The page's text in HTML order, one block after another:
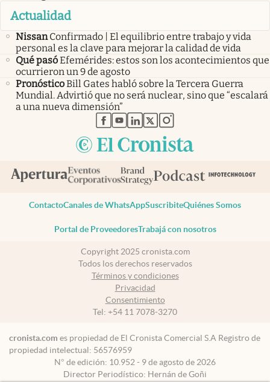
Actualidad
Nissan Confirmado | El equilibrio entre trabajo y vida
personal es la clave para mejorar la calidad de vida
Qué pasóEfemérides: estos son los acontecimientos que
ocurrieron un 9 de agosto
PronósticoBill Gates habló sobre la Tercera Guerra
Mundial. Advirtió que no será nuclear, sino que “escalará
a una nueva dimensión”
abre en nueva pestaña
abre en nueva pestaña
abre en nueva pestaña
abre en nueva pestaña
abre en nueva pestaña
ContactoCanales de WhatsAppSuscribiteQuiénes Somos
Portal de ProveedoresTrabajá con nosotros
Copyright 2025 cronista.com
Todos los derechos reservados
Términos y condiciones
Privacidad
Consentimiento
Tel: +54 11 7078-3270
cronista.com es propiedad de El Cronista Comercial S.A Registro de
propiedad intelectual: 56576959
N° de edición: 10.952 - 9 de agosto de 2026
Director Periodístico: Hernán de Goñi